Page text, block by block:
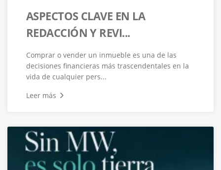
ASPECTOS CLAVE EN LA
REDACCIÓN Y REVI...
Comprar o vender un inmueble es una de las
decisiones financieras más trascendentales en la
vida de cualquier pers...
Leer más